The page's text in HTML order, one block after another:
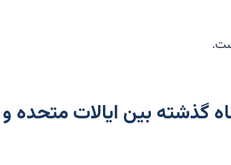
گذشته بین ایالات متحده و